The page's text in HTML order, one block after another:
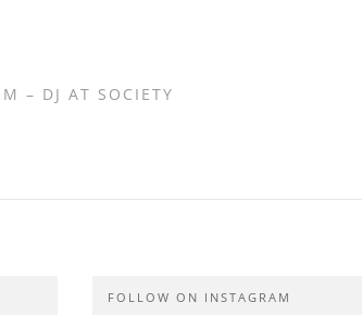
– DJ AT SOCIETY
FOLLOW ON INSTAGRAM